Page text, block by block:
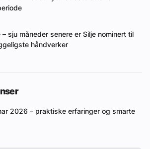
sju måneder senere er Silje nominert til
håndverker
2026 – praktiske erfaringer og smarte